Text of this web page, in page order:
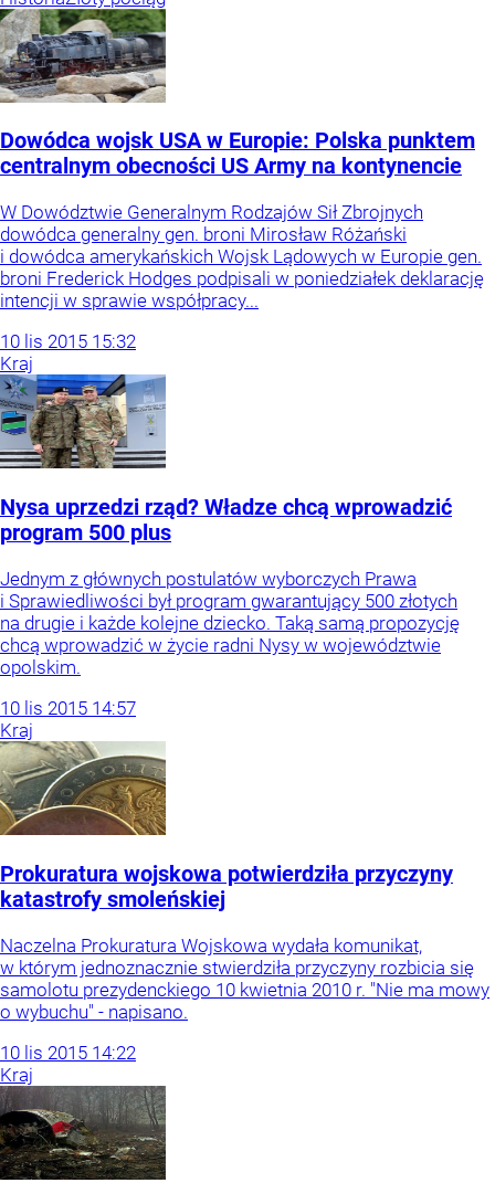
Dowódca wojsk USA w Europie: Polska punktem
centralnym obecności US Army na kontynencie
W Dowództwie Generalnym Rodzajów Sił Zbrojnych
dowódca generalny gen. broni Mirosław Różański
i dowódca amerykańskich Wojsk Lądowych w Europie gen.
broni Frederick Hodges podpisali w poniedziałek deklarację
intencji w sprawie współpracy...
10 lis 2015 15:32
Kraj
Nysa uprzedzi rząd? Władze chcą wprowadzić
program 500 plus
Jednym z głównych postulatów wyborczych Prawa
i Sprawiedliwości był program gwarantujący 500 złotych
na drugie i każde kolejne dziecko. Taką samą propozycję
chcą wprowadzić w życie radni Nysy w województwie
opolskim.
10 lis 2015 14:57
Kraj
Prokuratura wojskowa potwierdziła przyczyny
katastrofy smoleńskiej
Naczelna Prokuratura Wojskowa wydała komunikat,
w którym jednoznacznie stwierdziła przyczyny rozbicia się
samolotu prezydenckiego 10 kwietnia 2010 r. "Nie ma mowy
o wybuchu" - napisano.
10 lis 2015 14:22
Kraj